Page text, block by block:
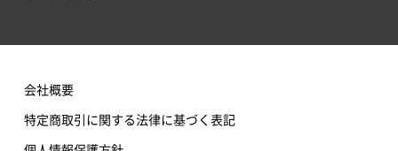
会社概要
特定商取引に関する法律に基づく表記